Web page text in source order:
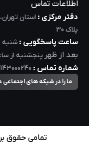
اطلاعات تماس
دفتر مرکزی : استان
پلاک 30
ساعت پاسخگویی : شنبه
بعد از ظهر پنجشنبه از
شماره تماس :
ما را در شبکه های اجتماعی
تمامی حقوق